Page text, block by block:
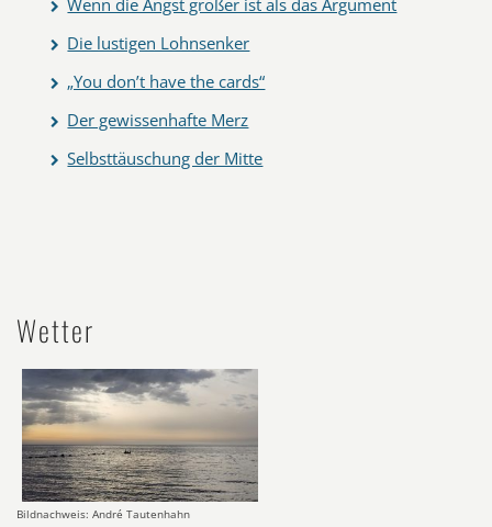
Wenn die Angst größer ist als das Argument
Die lustigen Lohnsenker
„You don’t have the cards“
Der gewissenhafte Merz
Selbsttäuschung der Mitte
Wetter
Bildnachweis: André Tautenhahn